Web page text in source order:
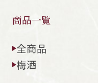
商品一覧
全商品
梅酒